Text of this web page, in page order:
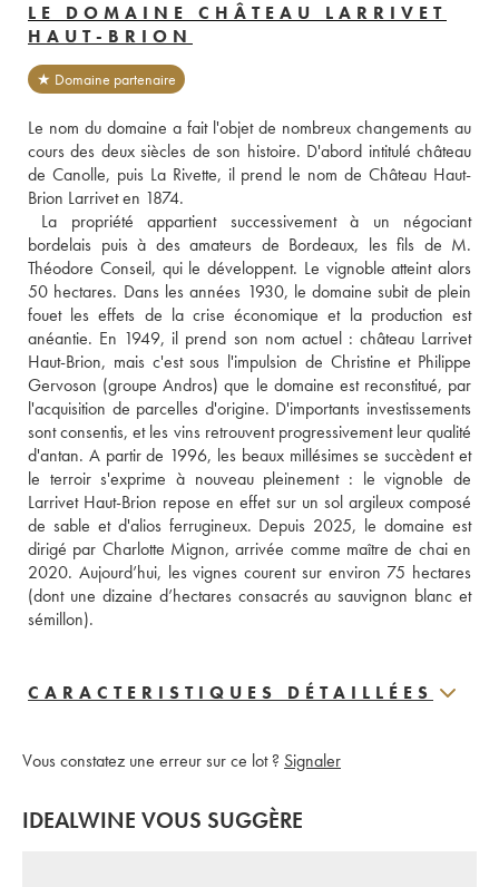
LE DOMAINE CHÂTEAU LARRIVET
HAUT-BRION
★ Domaine partenaire
Le nom du domaine a fait l'objet de nombreux changements au
cours des deux siècles de son histoire. D'abord intitulé château
de Canolle, puis La Rivette, il prend le nom de Château Haut-
Brion Larrivet en 1874.
La propriété appartient successivement à un négociant
bordelais puis à des amateurs de Bordeaux, les fils de M.
Théodore Conseil, qui le développent. Le vignoble atteint alors
50 hectares. Dans les années 1930, le domaine subit de plein
fouet les effets de la crise économique et la production est
anéantie. En 1949, il prend son nom actuel : château Larrivet
Haut-Brion, mais c'est sous l'impulsion de Christine et Philippe
Gervoson (groupe Andros) que le domaine est reconstitué, par
l'acquisition de parcelles d'origine. D'importants investissements
sont consentis, et les vins retrouvent progressivement leur qualité
d'antan. A partir de 1996, les beaux millésimes se succèdent et
le terroir s'exprime à nouveau pleinement : le vignoble de
Larrivet Haut-Brion repose en effet sur un sol argileux composé
de sable et d'alios ferrugineux. Depuis 2025, le domaine est
dirigé par Charlotte Mignon, arrivée comme maître de chai en
2020. Aujourd’hui, les vignes courent sur environ 75 hectares
(dont une dizaine d’hectares consacrés au sauvignon blanc et
sémillon).
CARACTERISTIQUES DÉTAILLÉES
Vous constatez une erreur sur ce lot ? Signaler
IDEALWINE VOUS SUGGÈRE